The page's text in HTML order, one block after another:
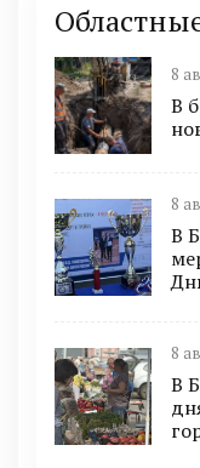
8
В
8
В
8
В